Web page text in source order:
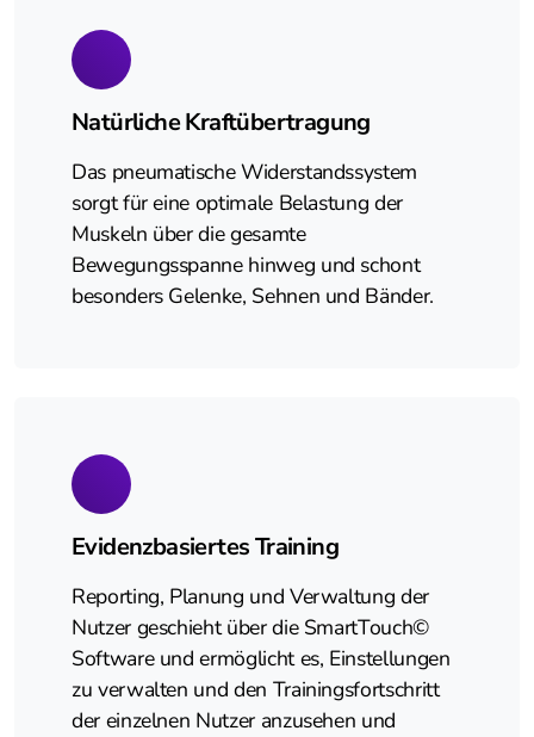
Natürliche Kraftübertragung
Das pneumatische Widerstandssystem
sorgt für eine optimale Belastung der
Muskeln über die gesamte
Bewegungsspanne hinweg und schont
besonders Gelenke, Sehnen und Bänder.
Evidenzbasiertes Training
Reporting, Planung und Verwaltung der
Nutzer geschieht über die SmartTouch©
Software und ermöglicht es, Einstellungen
zu verwalten und den Trainingsfortschritt
der einzelnen Nutzer anzusehen und